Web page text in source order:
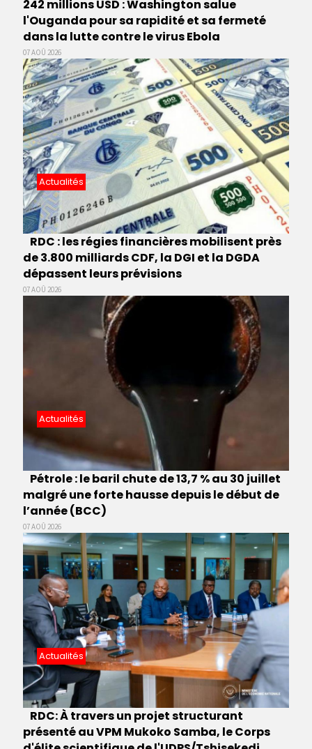
242 millions USD : Washington salue
l'Ouganda pour sa rapidité et sa fermeté
dans la lutte contre le virus Ebola
07 AOÛ 2026
Actualités
RDC : les régies financières mobilisent près
de 3.800 milliards CDF, la DGI et la DGDA
dépassent leurs prévisions
07 AOÛ 2026
Actualités
Pétrole : le baril chute de 13,7 % au 30 juillet
malgré une forte hausse depuis le début de
l’année (BCC)
07 AOÛ 2026
Actualités
RDC: À travers un projet structurant
présenté au VPM Mukoko Samba, le Corps